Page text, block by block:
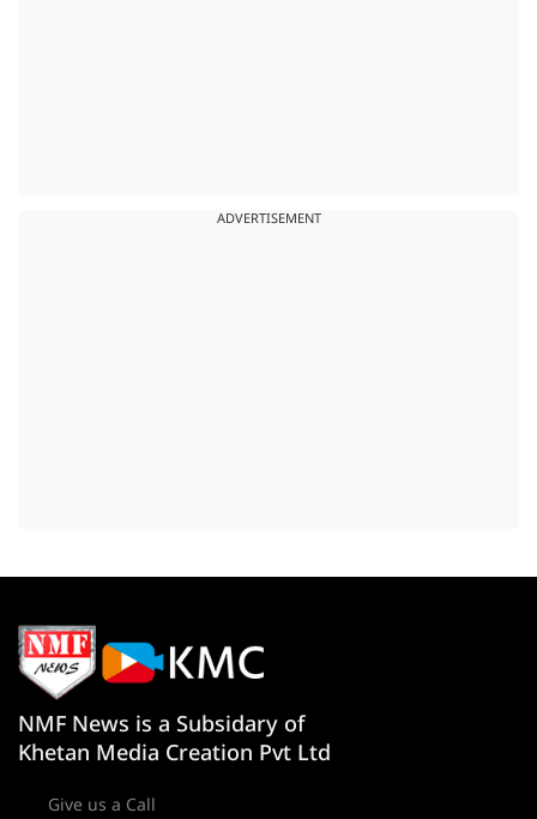
ADVERTISEMENT
NMF News is a Subsidary of
Khetan Media Creation Pvt Ltd
Give us a Call